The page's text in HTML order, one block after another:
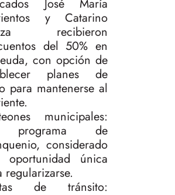
José María
y Catarino
recibieron
del 50% en
con opción de
planes de
para mantenerse al
municipales:
de
considerado
oportunidad única
regularizarse.
de tránsito: